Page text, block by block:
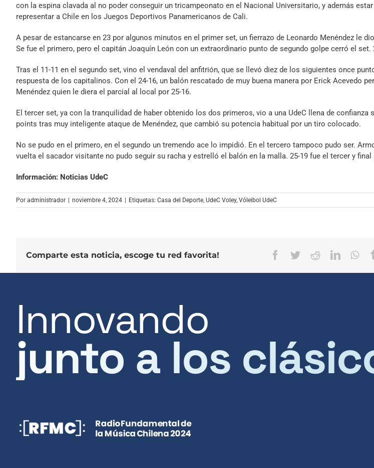
con la espina clavada al no poder conseguir un tricampeonato en el Nacional Universitario, y además
representar a Chile en los Juegos Deportivos Panamericanos de Cali.
A pesar de estancarse en 23 por algunos minutos en el primer set, un fierrazo de Leonardo Menéndez le
Se fue el primero, pero el capitán Joaquín León con un extraordinario punto de segundo golpe cerró el set.
Tras el 11-11 en el segundo set, vino el vendaval del anfitrión, que se llevó diez de los siguientes once
respuesta de los capitalinos. Con el 24-16, un balón rescatado de muy buena manera por Erick Acevedo
Menéndez quien le diera el parcial al local por 25-16.
El tercer set, ya con la tranquilidad de haber obtenido los dos primeros, vio a una UdeC llena de confianza
points tras muy inteligente ataque de Menéndez, que cambió su potencia habitual por un tiro colocado.
No se pudo en el primero, en el segundo un tremendo ace lo impidió. En el tercero tampoco pudo ser.
vuelta el sacador visitante no pudo seguir su racha y estrelló el balón en la malla. 25-19 fue el tercer y final
Información: Noticias UdeC
Por administrador | noviembre 4, 2024 | Etiquetas: Casa del Deporte UdeC Voley, Vóleibol UdeC
Comparte esta noticia, escoge tu red favorita! Facebook
TwitterReddit
Innovando
junto a los